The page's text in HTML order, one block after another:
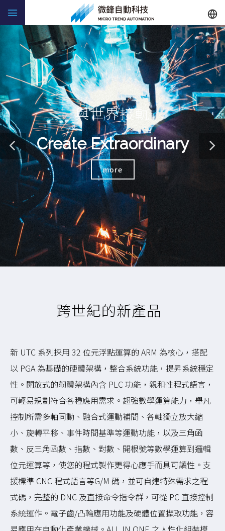
與世界接軌
Create Extraordinary
more
跨世紀的新產品
新 UTC 系列採用 32 位元浮點運算的 ARM 為核心，搭配
以 PGA 為基礎的硬體架構，整合系統功能，提昇系統穩定
性。開放式的韌體架構內含 PLC 功能，親和性程式語言，
可輕易規劃符合各種應用需求。超強數學運算能力，舉凡
控制所需多軸同動、融合式運動補間、各軸獨立放大縮
小、旋轉平移、事件時間基準等運動功能，以及三角函
數、反三角函數、指數、對數、開根號等數學運算到邏輯
位元運算等，使您的程式製作更得心應手而具可讀性。支
援標準 CNC 程式語言等G/M 碼，並可自建特殊需求之程
式碼，完整的 DNC 及直接命令指令群，可從 PC 直接控制
系統運作。電子齒/凸輪應用功能及硬體位置擷取功能，容